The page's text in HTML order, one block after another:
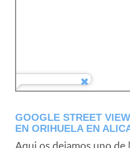
GOOGLE STREET
EN ORIHUELA EN